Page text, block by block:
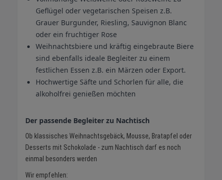
Geflügel oder vegetarischen Speisen z.B.
Grauer Burgunder, Riesling, Sauvignon Blanc
oder ein fruchtiger Rose
Weihnachtsbiere und kräftig eingebraute Biere
sind ebenfalls ideale Begleiter zu einem
festlichen Essen z.B. ein Märzen oder Export.
Hochwertige Säfte und Schorlen für alle, die
alkoholfrei genießen möchten
Der passende Begleiter zu Nachtisch
Ob klassisches Weihnachtsgebäck, Mousse, Bratapfel oder
Desserts mit Schokolade - zum Nachtisch darf es noch
einmal besonders werden
Wir empfehlen: